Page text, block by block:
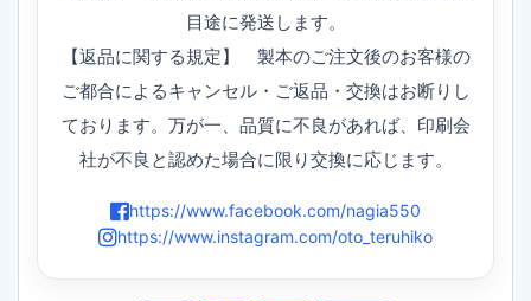
目途に発送します。
【返品に関する規定】 製本のご注文後のお客様の
ご都合によるキャンセル・ご返品・交換はお断りし
ております。万が一、品質に不良があれば、印刷会
社が不良と認めた場合に限り交換に応じます。
https://www.facebook.com/nagia550
https://www.instagram.com/oto_teruhiko